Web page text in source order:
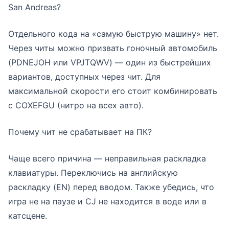
San Andreas?
Отдельного кода на «самую быструю машину» нет.
Через читы можно призвать гоночный автомобиль
(PDNEJOH или VPJTQWV) — один из быстрейших
вариантов, доступных через чит. Для
максимальной скорости его стоит комбинировать
с COXEFGU (нитро на всех авто).
Почему чит не срабатывает на ПК?
Чаще всего причина — неправильная раскладка
клавиатуры. Переключись на английскую
раскладку (EN) перед вводом. Также убедись, что
игра не на паузе и CJ не находится в воде или в
катсцене.